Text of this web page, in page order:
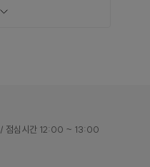
/ 점심시간 12:00 ~ 13:00